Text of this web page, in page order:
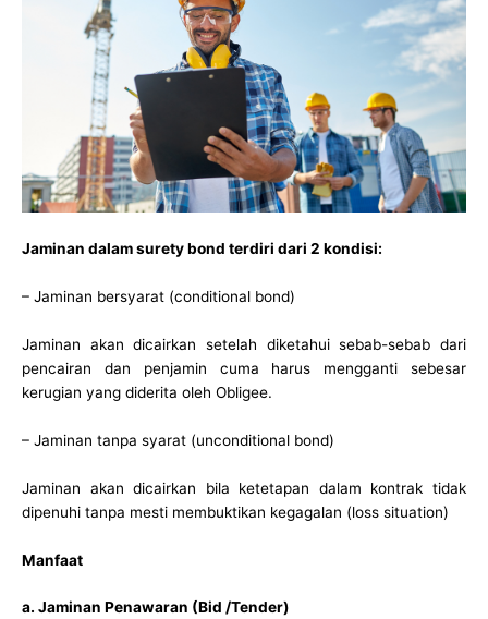
Jaminan dalam surety bond terdiri dari 2 kondisi:
– Jaminan bersyarat (conditional bond)
Jaminan akan dicairkan setelah diketahui sebab-sebab dari
pencairan dan penjamin cuma harus mengganti sebesar
kerugian yang diderita oleh Obligee.
– Jaminan tanpa syarat (unconditional bond)
Jaminan akan dicairkan bila ketetapan dalam kontrak tidak
dipenuhi tanpa mesti membuktikan kegagalan (loss situation)
Manfaat
a. Jaminan Penawaran (Bid /Tender)